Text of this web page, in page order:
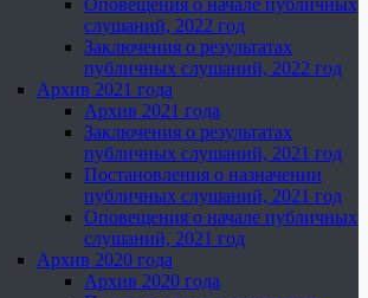
Оповещения о начале публичных
слушаний, 2022 год
Заключения о результатах
публичных слушаний, 2022 год
Архив 2021 года
Архив 2021 года
Заключения о результатах
публичных слушаний, 2021 год
Постановления о назначении
публичных слушаний, 2021 год
Оповещения о начале публичных
слушаний, 2021 год
Архив 2020 года
Архив 2020 года